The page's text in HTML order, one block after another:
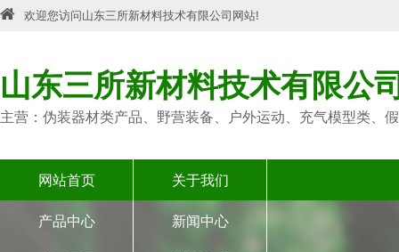
欢迎您访问山东三所新材料技术有限公司网站!
山东三所新材料技术有限公
主营：伪装器材类产品、野营装备、户外运动、充气模型类、
网站首页 关于我们
产品中心 新闻中心